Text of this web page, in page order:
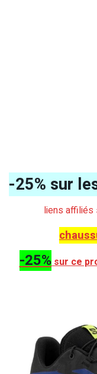
-25% sur
liens affiliés
-25%sur ce